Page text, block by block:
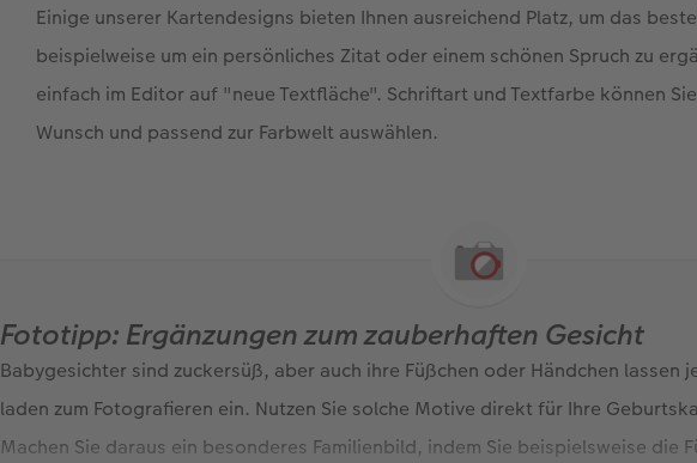
Einige unserer Kartendesigns bieten Ihnen ausreichend Platz, um das
beispielweise um ein persönliches Zitat oder einem schönen Spruch zu
einfach im Editor auf "neue Textfläche". Schriftart und Textfarbe können
Wunsch und passend zur Farbwelt auswählen.
Fototipp: Ergänzungen zum zauberhaften Gesicht
Babygesichter sind zuckersüß, aber auch ihre Füßchen oder Händchen lassen
laden zum Fotografieren ein. Nutzen Sie solche Motive direkt für Ihre
Machen Sie daraus ein besonderes Familienbild, indem Sie beispielsweise die